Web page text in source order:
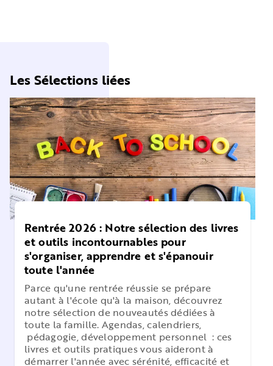
Les Sélections liées
Rentrée 2026 : Notre sélection des livres
et outils incontournables pour
s'organiser, apprendre et s'épanouir
toute l'année
Parce qu'une rentrée réussie se prépare
autant à l'école qu'à la maison, découvrez
notre sélection de nouveautés dédiées à
toute la famille. Agendas, calendriers,
pédagogie, développement personnel : ces
livres et outils pratiques vous aideront à
démarrer l'année avec sérénité, efficacité et